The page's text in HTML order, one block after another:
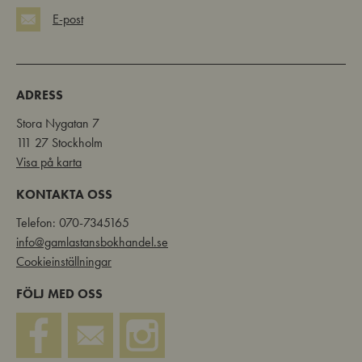
E-post
ADRESS
Stora Nygatan 7
111 27 Stockholm
Visa på karta
KONTAKTA OSS
Telefon: 070-7345165
info@gamlastansbokhandel.se
Cookieinställningar
FÖLJ MED OSS